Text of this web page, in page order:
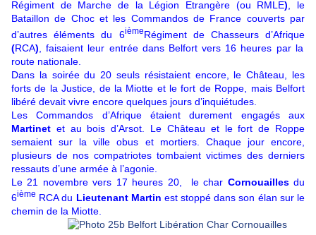
Régiment de Marche de la Légion Etrangère (ou RMLE) , le
Bataillon de Choc et les Commandos de France couverts par
d’autres éléments du 6ièmeRégiment de Chasseurs d’Afrique
(RCA) , faisaient leur entrée dans Belfort vers 16 heures par la
route nationale.
Dans la soirée du 20 seuls résistaient encore, le Château, les
forts de la Justice, de la Miotte et le fort de Roppe, mais Belfort
libéré devait vivre encore quelques jours d’inquiétudes.
Les Commandos d’Afrique étaient durement engagés aux
Martinet et au bois d’Arsot. Le Château et le fort de Roppe
semaient sur la ville obus et mortiers. Chaque jour encore,
plusieurs de nos compatriotes tombaient victimes des derniers
ressauts d’une armée à l’agonie.
Le 21 novembre vers 17 heures 20, le char Cornouaillesdu
6ième RCA du Lieutenant Martin est stoppé dans son élan sur le
chemin de la Miotte.